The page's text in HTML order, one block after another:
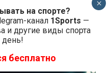
на спорте?
канал 1Sports —
и другие виды спорта
бесплатно
×